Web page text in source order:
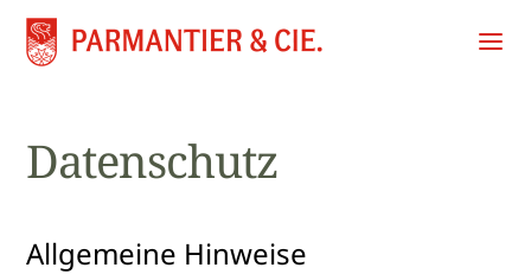
Datenschutz
Allgemeine Hinweise